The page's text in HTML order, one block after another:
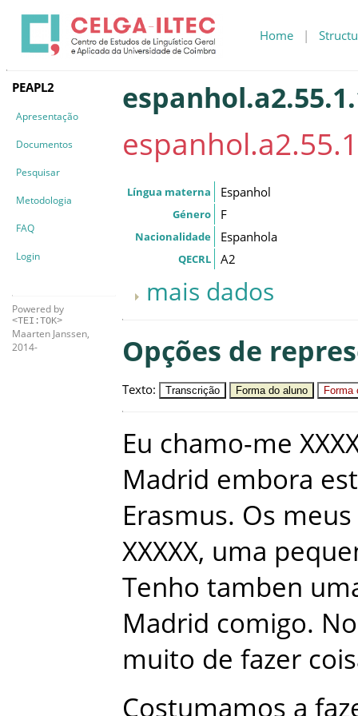
Home |
PEAPL2
Apresentação
Documentos
Pesquisar
Metodologia
FAQ
Login
Powered by
<TEI:TOK>
Maarten Janssen,
2014-
Língua materna Espanhol
Género F
Nacionalidade Espanhola
QECRL A2
mais dados
Opções de
Texto: Transcrição Forma do aluno Forma
Eu chamo-me
Madrid embora
Erasmus. Os meus
XXXXX, uma
Tenho tamben
Madrid comigo.
muito de fazer
Costumamos a